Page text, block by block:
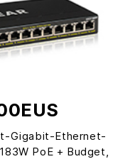
Gigabit-Ethernet-
PoE + Budget,